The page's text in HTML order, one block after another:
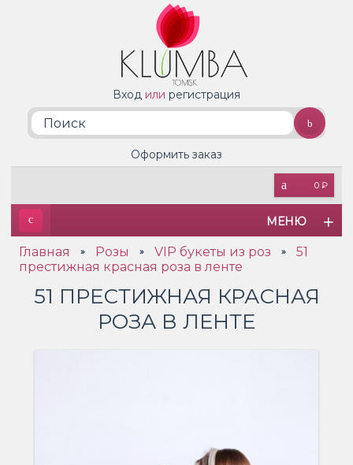
Вход или регистрация
0 ₽
Оформить заказ
МЕНЮ
Главная » Розы » VIP букеты из роз »
51
престижная красная роза в ленте
51 ПРЕСТИЖНАЯ КРАСНАЯ
РОЗА В ЛЕНТЕ